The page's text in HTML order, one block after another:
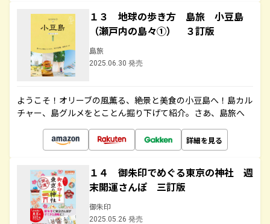
１３ 地球の歩き方 島旅 小豆島
（瀬戸内の島々①） ３訂版
島旅
2025.06.30 発売
ようこそ！オリーブの風薫る、絶景と美食の小豆島へ！島カル
チャー、島グルメをとことん掘り下げて紹介。さあ、島旅へ
詳細を見る
１４ 御朱印でめぐる東京の神社 週
末開運さんぽ 三訂版
御朱印
2025.05.26 発売